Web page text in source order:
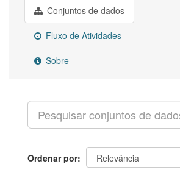
Conjuntos de dados
Fluxo de Atividades
Sobre
Ordenar por